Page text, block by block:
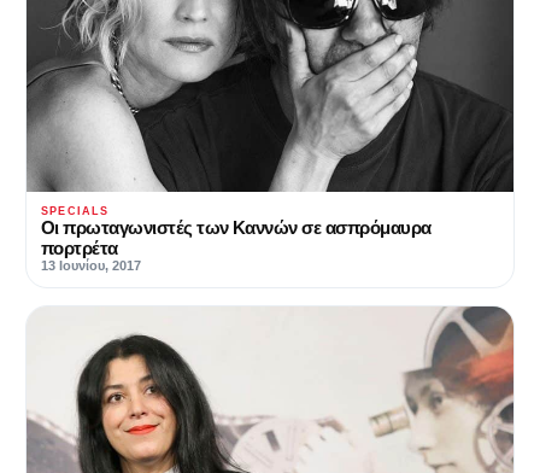
SPECIALS
Οι πρωταγωνιστές των Καννών σε ασπρόμαυρα
πορτρέτα
13 Ιουνίου, 2017